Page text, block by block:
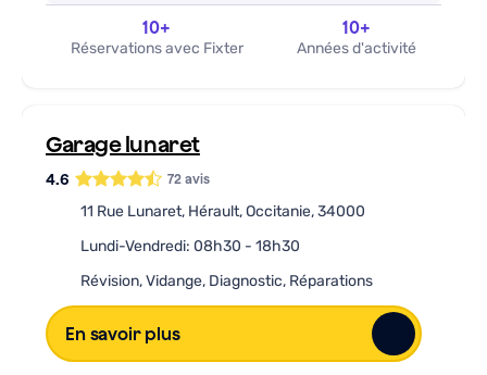
m'arnaquer et en 20 minutes le problème était
résolu. Cela instaure un réel sentiment de
10+
Réservations avec Fixter
10+
Années d'activité
Garage lunaret
4.6 72 avis
11 Rue Lunaret, Hérault, Occitanie, 34000
Lundi-Vendredi: 08h30 - 18h30
Révision, Vidange, Diagnostic, Réparations
En savoir plus